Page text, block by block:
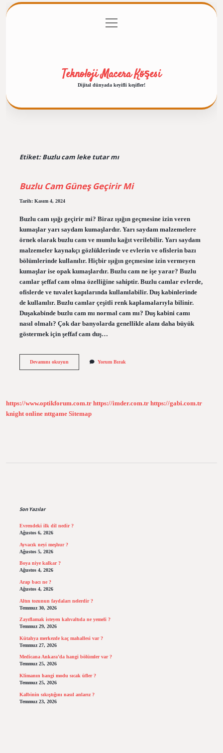
Gizlilik Politikası
menüyü
aç
Teknoloji Macera Köşesi
Dijital dünyada keyifli keşifler!
Etiket:Buzlu cam leke tutar mı
Buzlu Cam Güneş Geçirir Mi
Tarih: Kasım 4, 2024
Buzlu cam ışığı geçirir mi? Biraz ışığın geçmesine izin veren
kumaşlar yarı saydam kumaşlardır. Yarı saydam malzemelere
örnek olarak buzlu cam ve mumlu kağıt verilebilir. Yarı saydam
malzemeler kaynakçı gözlüklerinde ve evlerin ve ofislerin bazı
bölümlerinde kullanılır. Hiçbir ışığın geçmesine izin vermeyen
kumaşlar ise opak kumaşlardır. Buzlu cam ne işe yarar? Buzlu
camlar şeffaf cam olma özelliğine sahiptir. Buzlu camlar evlerde,
ofislerde ve tuvalet kapılarında kullanılabilir. Duş kabinlerinde
de kullanılır. Buzlu camlar çeşitli renk kaplamalarıyla bilinir.
Duşakabinde buzlu cam mı normal cam mı? Duş kabini camı
nasıl olmalı? Çok dar banyolarda genellikle alanı daha büyük
göstermek için şeffaf cam duş…
Devamını okuyunBuzlu
Yorum Bırak
https://www.optikforum.com.tr https://imder.com.tr https://gabi.com.tr
knight online nttgame Sitemap
Son Yazılar
Evrendeki ilk dil nedir ?
Ağustos 6, 2026
Ayvacık neyi meşhur ?
Ağustos 5, 2026
Boya niye kalkar ?
Ağustos 4, 2026
Arap bacı ne ?
Ağustos 4, 2026
Altın tozunun faydaları nelerdir ?
Temmuz 30, 2026
Zayıflamak isteyen kahvaltıda ne yemeli ?
Temmuz 29, 2026
Kütahya merkezde kaç mahallesi var ?
Temmuz 27, 2026
Medicana Ankara’da hangi bölümler var ?
Temmuz 25, 2026
Klimanın hangi modu sıcak üfler ?
Temmuz 25, 2026
Kalbinin sıkıştığını nasıl anlarız ?
Temmuz 23, 2026